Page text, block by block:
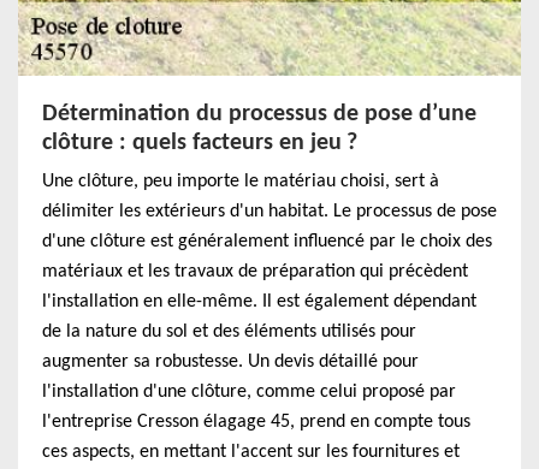
Détermination du processus de pose d’une
clôture : quels facteurs en jeu ?
Une clôture, peu importe le matériau choisi, sert à
délimiter les extérieurs d'un habitat. Le processus de pose
d'une clôture est généralement influencé par le choix des
matériaux et les travaux de préparation qui précèdent
l'installation en elle-même. Il est également dépendant
de la nature du sol et des éléments utilisés pour
augmenter sa robustesse. Un devis détaillé pour
l'installation d'une clôture, comme celui proposé par
l'entreprise Cresson élagage 45, prend en compte tous
ces aspects, en mettant l'accent sur les fournitures et